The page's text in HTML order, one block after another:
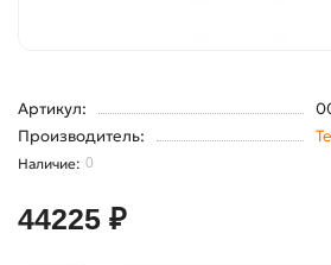
Артикул:
Производитель:
0
44225 ₽